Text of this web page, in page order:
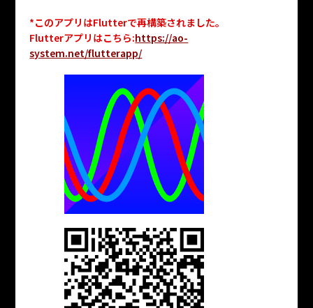
*このアプリはFlutterで再構築されました。
Flutterアプリはこちら:https://ao-
system.net/flutterapp/